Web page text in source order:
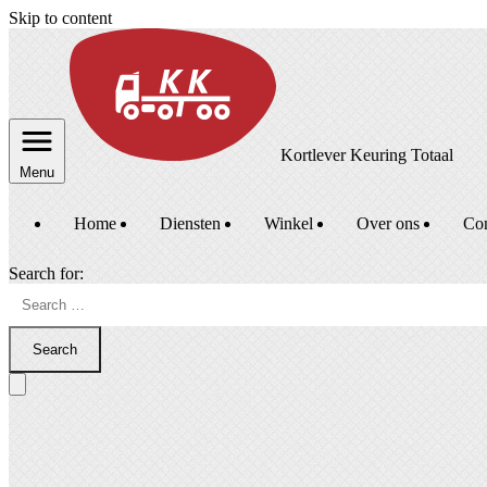
Skip to content
Menu
Kortlever Keuring Totaal
Home Diensten Winkel Over ons
Search for:
Search